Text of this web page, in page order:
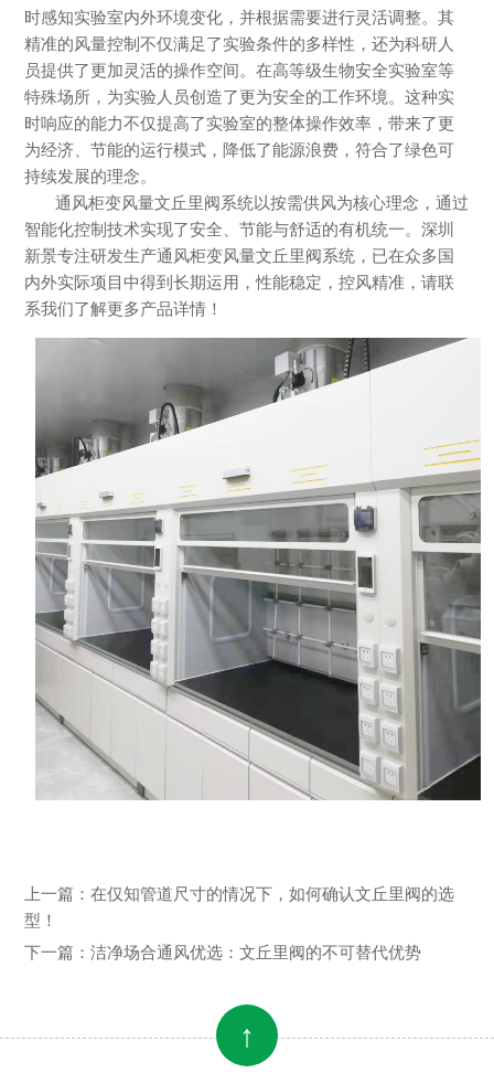
时感知实验室内外环境变化，并根据需要进行灵活调整。其
精准的风量控制不仅满足了实验条件的多样性，还为科研人
员提供了更加灵活的操作空间。在高等级生物安全实验室等
特殊场所，为实验人员创造了更为安全的工作环境。这种实
时响应的能力不仅提高了实验室的整体操作效率，带来了更
为经济、节能的运行模式，降低了能源浪费，符合了绿色可
持续发展的理念。
通风柜变风量文丘里阀系统以按需供风为核心理念，通过
智能化控制技术实现了安全、节能与舒适的有机统一。深圳
新景专注研发生产通风柜变风量文丘里阀系统，已在众多国
内外实际项目中得到长期运用，性能稳定，控风精准，请联
系我们了解更多产品详情！
上一篇： 在仅知管道尺寸的情况下，如何确认文丘里阀的选
型！
下一篇： 洁净场合通风优选：文丘里阀的不可替代优势
↑